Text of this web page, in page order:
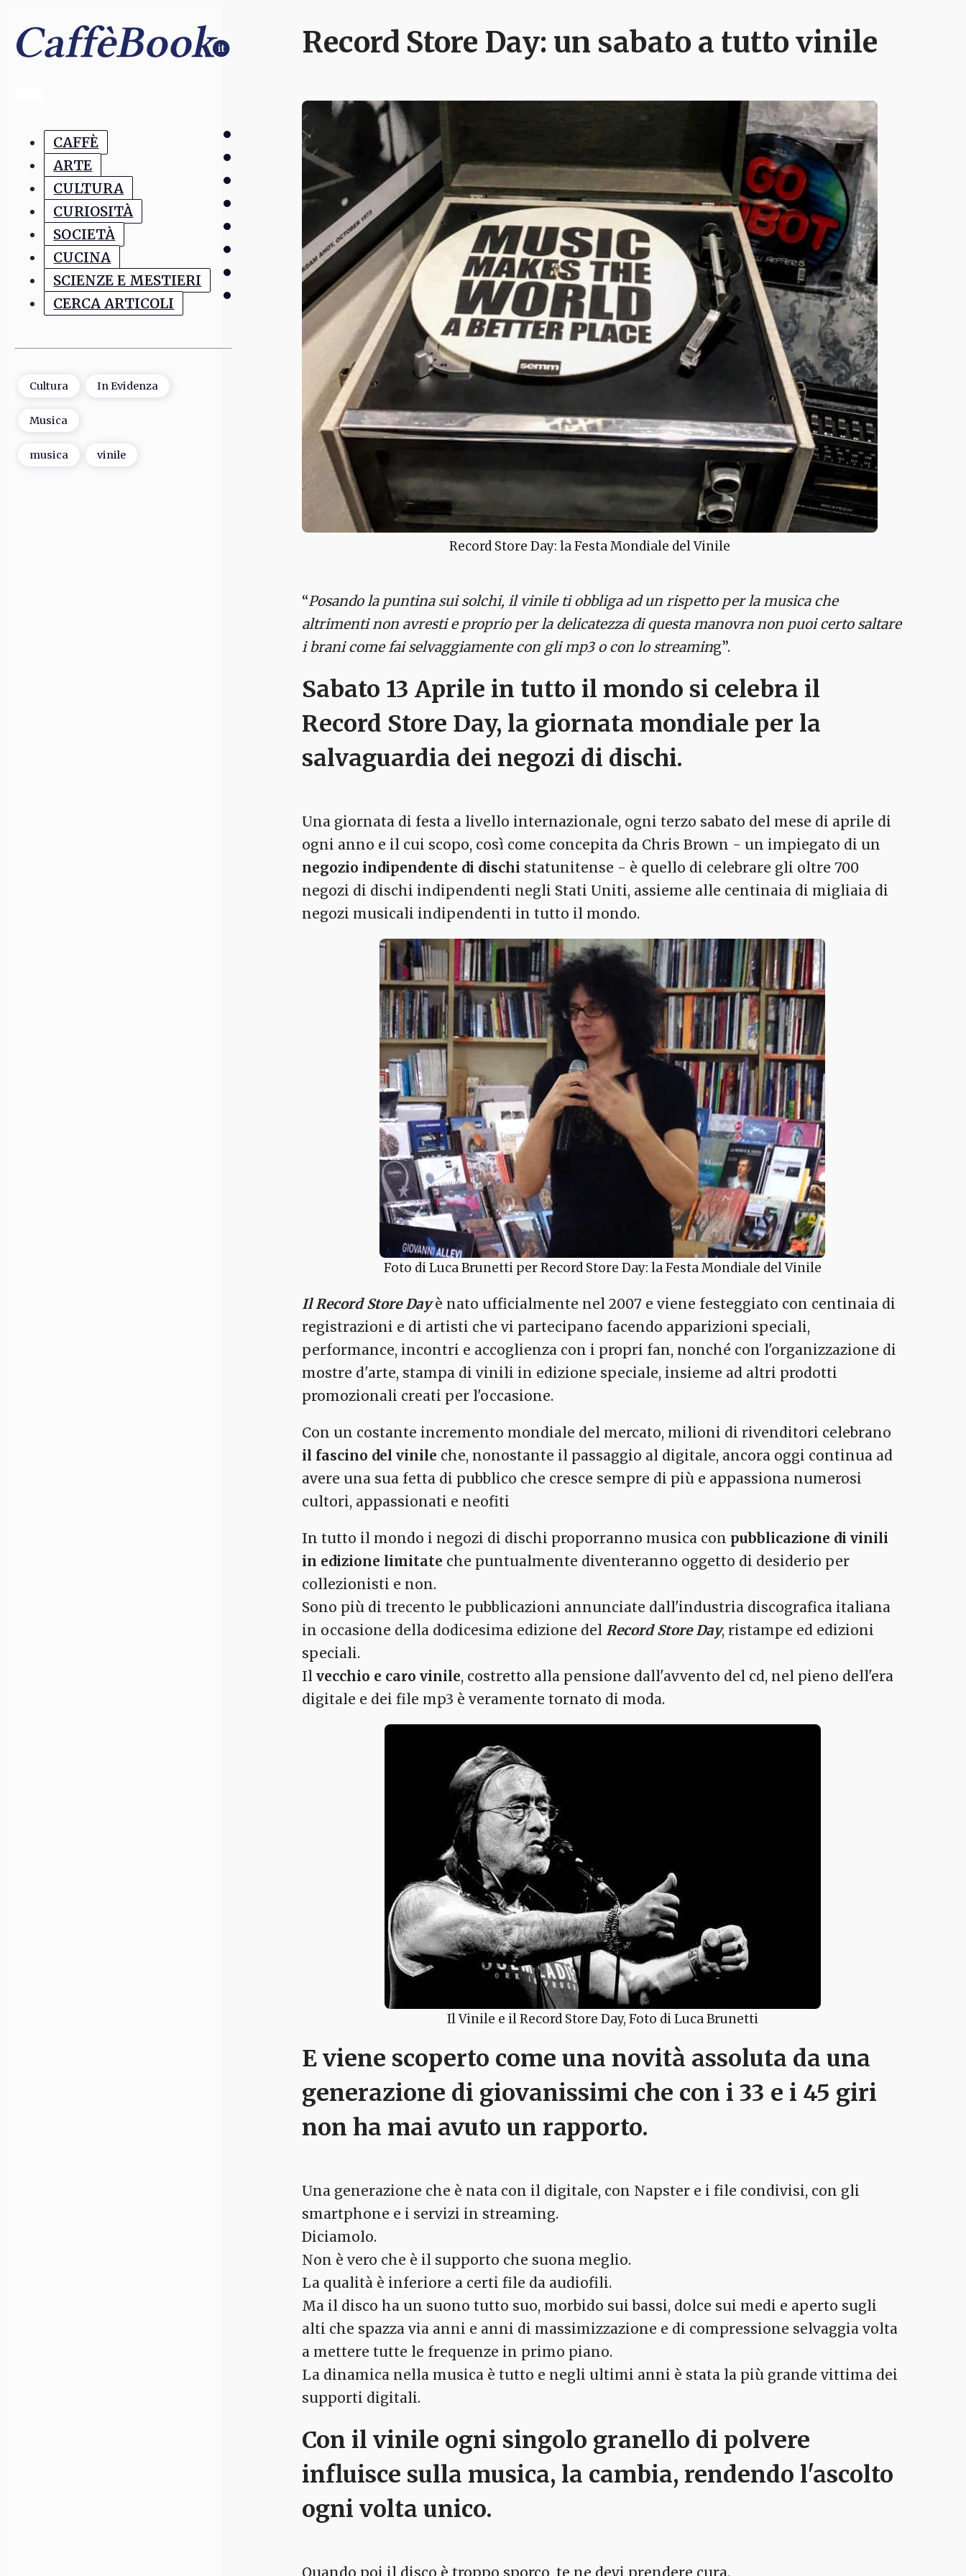
CAFFÈ
ARTE
CULTURA
CURIOSITÀ
SOCIETÀ
CUCINA
SCIENZE E MESTIERI
CERCA ARTICOLI
Cultura In Evidenza
Musica
musica vinile
Record Store Day: un sabato a tutto vinile
Record Store Day: la Festa Mondiale del Vinile
“Posando la puntina sui solchi, il vinile ti obbliga ad un rispetto per la musica che
altrimenti non avresti e proprio per la delicatezza di questa manovra non puoi certo saltare
i brani come fai selvaggiamente con gli mp3 o con lo streaming”.
Sabato 13 Aprile in tutto il mondo si celebra il
Record Store Day, la giornata mondiale per la
salvaguardia dei negozi di dischi.
Una giornata di festa a livello internazionale, ogni terzo sabato del mese di aprile di
ogni anno e il cui scopo, così come concepita da Chris Brown - un impiegato di un
negozio indipendente di dischi statunitense - è quello di celebrare gli oltre 700
negozi di dischi indipendenti negli Stati Uniti, assieme alle centinaia di migliaia di
negozi musicali indipendenti in tutto il mondo.
Foto di Luca Brunetti per Record Store Day: la Festa Mondiale del Vinile
Il Record Store Dayè nato ufficialmente nel 2007 e viene festeggiato con centinaia di
registrazioni e di artisti che vi partecipano facendo apparizioni speciali,
performance, incontri e accoglienza con i propri fan, nonché con l'organizzazione di
mostre d'arte, stampa di vinili in edizione speciale, insieme ad altri prodotti
promozionali creati per l'occasione.
Con un costante incremento mondiale del mercato, milioni di rivenditori celebrano
il fascino del vinile che, nonostante il passaggio al digitale, ancora oggi continua ad
avere una sua fetta di pubblico che cresce sempre di più e appassiona numerosi
cultori, appassionati e neofiti
In tutto il mondo i negozi di dischi proporranno musica con pubblicazione di vinili
in edizione limitate che puntualmente diventeranno oggetto di desiderio per
collezionisti e non.
Sono più di trecento le pubblicazioni annunciate dall'industria discografica italiana
in occasione della dodicesima edizione del Record Store Day, ristampe ed edizioni
speciali.
Il vecchio e caro vinile, costretto alla pensione dall'avvento del cd, nel pieno dell'era
digitale e dei file mp3 è veramente tornato di moda.
Il Vinile e il Record Store Day, Foto di Luca Brunetti
E viene scoperto come una novità assoluta da una
generazione di giovanissimi che con i 33 e i 45 giri
non ha mai avuto un rapporto.
Una generazione che è nata con il digitale, con Napster e i file condivisi, con gli
smartphone e i servizi in streaming.
Diciamolo.
Non è vero che è il supporto che suona meglio.
La qualità è inferiore a certi file da audiofili.
Ma il disco ha un suono tutto suo, morbido sui bassi, dolce sui medi e aperto sugli
alti che spazza via anni e anni di massimizzazione e di compressione selvaggia volta
a mettere tutte le frequenze in primo piano.
La dinamica nella musica è tutto e negli ultimi anni è stata la più grande vittima dei
supporti digitali.
Con il vinile ogni singolo granello di polvere
influisce sulla musica, la cambia, rendendo l'ascolto
ogni volta unico.